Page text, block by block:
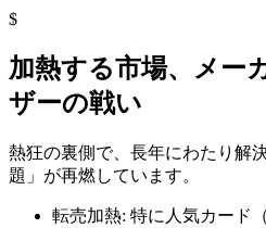
$
加熱する市場、メー
ザーの戦い
熱狂の裏側で、長年にわたり解
題」が再燃しています。
転売加熱: 特に人気カード